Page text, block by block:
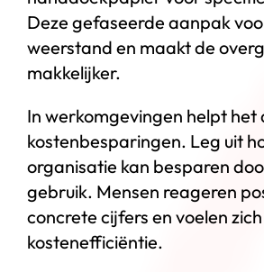
Deze gefaseerde aanpak
weerstand en maakt de
makkelijker.
In werkomgevingen helpt het
kostenbesparingen. Leg uit
organisatie kan besparen
gebruik. Mensen reageren
concrete cijfers en voelen
kostenefficiëntie.